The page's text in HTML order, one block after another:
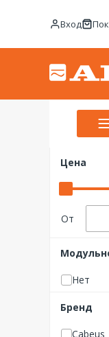
Вход
Цена
От
Нет
Бренд
Cabeus